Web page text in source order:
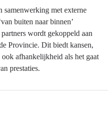
samenwerking met externe
buiten naar binnen’
wordt gekoppeld aan
Provincie. Dit biedt kansen,
afhankelijkheid als het gaat
prestaties.